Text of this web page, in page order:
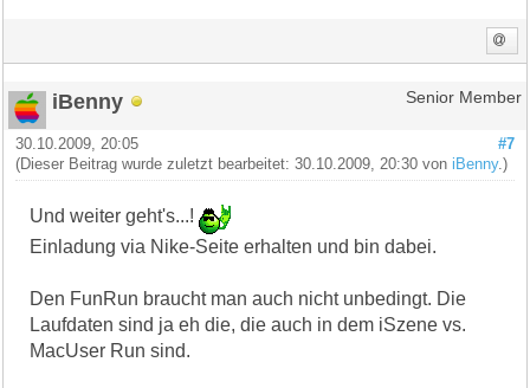
iBenny Senior Member
#7
30.10.2009, 20:05
(Dieser Beitrag wurde zuletzt bearbeitet: 30.10.2009, 20:30 voniBenny.)
Und weiter geht's...!
Einladung via Nike-Seite erhalten und bin dabei.
Den FunRun braucht man auch nicht unbedingt. Die
Laufdaten sind ja eh die, die auch in dem iSzene vs.
MacUser Run sind.